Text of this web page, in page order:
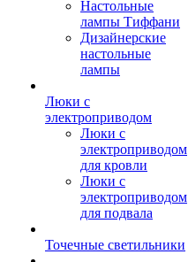
Настольные
лампы Тиффани
Дизайнерские
настольные
лампы
Люки с
электроприводом
Люки с
электроприводом
для кровли
Люки с
электроприводом
для подвала
Точечные светильники